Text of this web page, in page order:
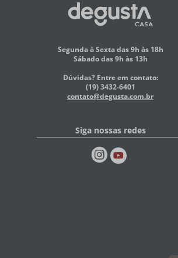
Segunda à Sexta das 9h às 18h
Sábado das 9h às 13h
Dúvidas? Entre em contato:
(19) 3432-6401
contato@degusta.com.br
Siga nossas redes